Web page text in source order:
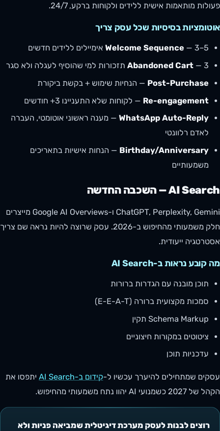
פעולות מותאמות אישית ללידים ולקוחות ברקע, 24/7.
אוטומציות בסיסיות שכל עסק צריך
Welcome Sequence— 3–5 אימיילים ללידים חדשים
Abandoned Cart— 3 תזכורות למי שהוסיף לעגלה ולא סגר
Post-Purchase — הנחיות שימוש + בקשת ביקורת
Re-engagement — לקוחות שלא התעניינו 3+ חודשים
WhatsApp Auto-Reply — מענה ראשוני אוטומטי, העברה
לאדם רלוונטי
Birthday/Anniversary — הנחות אישיות בתאריכים
משמעותיים
AI Search — השכבה החדשה
ChatGPT, Perplexity, Gemini ו-Google AI Overviews מייצרים
חלק משמעותי מהחיפוש ב-2026. עסק שרוצה להיות נראה שם צריך
אסטרטגיה ייעודית.
מה קובע נראות ב-AI Search
תוכן מובנה עם הגדרות ברורות
סמכות מקצועית ברורה (E-E-A-T)
Schema Markup תקין
ציטוטים במקורות חיצוניים
עדכניות תוכן
עסקים שמתחילים להיערך עכשיו ל-קידום ב-AI Search
יתפסו את
הקהל של 2027 כשמנועי AI יהוו נתח משמעותי מהחיפוש.
רוצים לבנות לעסק מערכת דיגיטלית שמביאה פניות ולא